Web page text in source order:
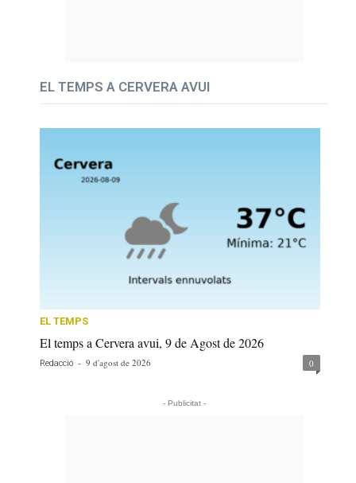
EL TEMPS A CERVERA AVUI
EL TEMPS
El temps a Cervera avui, 9 de Agost de 2026
Redacció - 9 d'agost de 2026 0
- Publicitat -